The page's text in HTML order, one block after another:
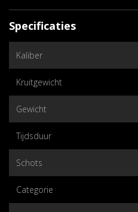
Specificaties
Kaliber
Kruitgewicht
Gewicht
Tijdsduur
Schots
Categorie